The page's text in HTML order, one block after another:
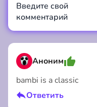
Аноним
bambi is a classic
Ответить
Введите свой
комментарий
Отмена